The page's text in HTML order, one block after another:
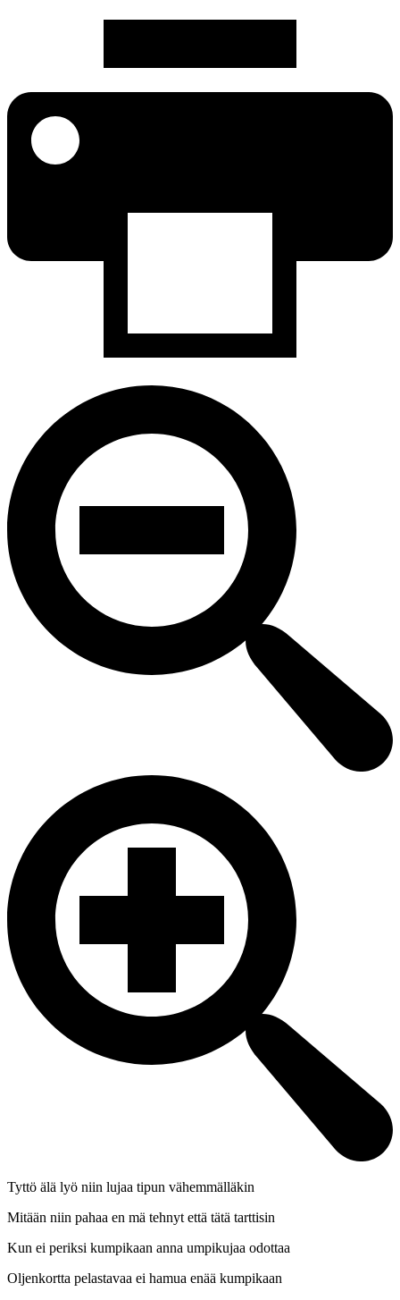
Tyttö älä lyö niin lujaa tipun vähemmälläkin
Mitään niin pahaa en mä tehnyt että tätä tarttisin
Kun ei periksi kumpikaan anna umpikujaa odottaa
Oljenkortta pelastavaa ei hamua enää kumpikaan